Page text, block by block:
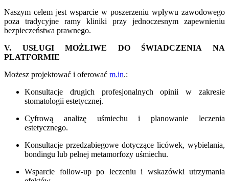
Naszym celem jest wsparcie w poszerzeniu wpływu zawodowego
poza tradycyjne ramy kliniki przy jednoczesnym zapewnieniu
bezpieczeństwa prawnego.
V. USŁUGI MOŻLIWE DO ŚWIADCZENIA NA
PLATFORMIE
Możesz projektować i oferować m.in.:
Konsultacje drugich profesjonalnych opinii w zakresie
stomatologii estetycznej.
Cyfrową analizę uśmiechu i planowanie leczenia
estetycznego.
Konsultacje przedzabiegowe dotyczące licówek, wybielania,
bondingu lub pełnej metamorfozy uśmiechu.
Wsparcie follow-up po leczeniu i wskazówki utrzymania